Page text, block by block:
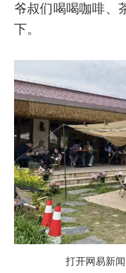
爷叔们喝喝咖啡、
下。
打开网易新